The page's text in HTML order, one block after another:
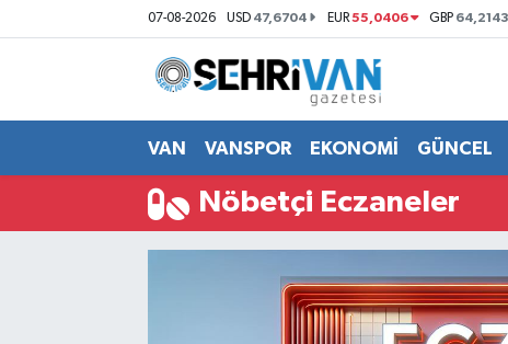
07-08-2026 USD 47,6704 EUR55,0406 GBP 64,2143
VAN VANSPOR EKONOMİ GÜNCEL
Nöbetçi Eczaneler
Van Nöbetçi Eczaneler
Van Hava Durumu
VAN Namaz Vakitleri
Van Trafik Yoğunluk Haritası
Süper Lig Puan Durumu ve Fikstür